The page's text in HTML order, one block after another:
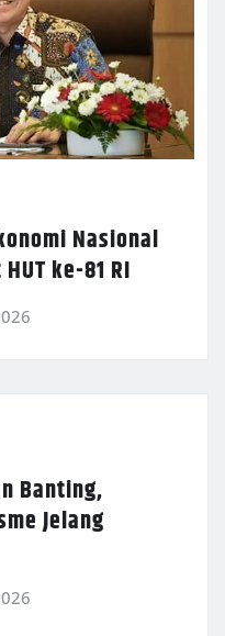
Nasional
ke-81 RI
Banting,
Jelang